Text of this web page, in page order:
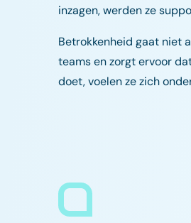
inzagen, werden ze
Betrokkenheid gaat niet
teams en zorgt ervoor
doet, voelen ze zich